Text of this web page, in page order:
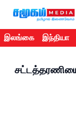
இலங்கை இந்தியா